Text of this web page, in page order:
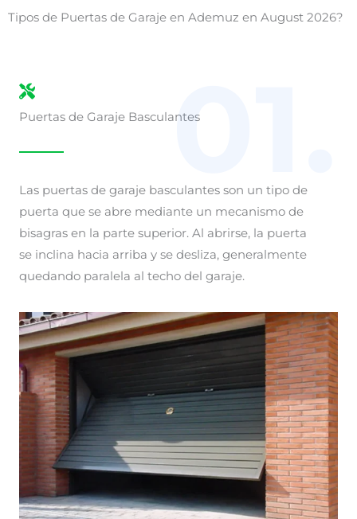
Tipos de Puertas de Garaje en Ademuz en August 2026?
Puertas de Garaje Basculantes01.
Las puertas de garaje basculantes son un tipo de
puerta que se abre mediante un mecanismo de
bisagras en la parte superior. Al abrirse, la puerta
se inclina hacia arriba y se desliza, generalmente
quedando paralela al techo del garaje.